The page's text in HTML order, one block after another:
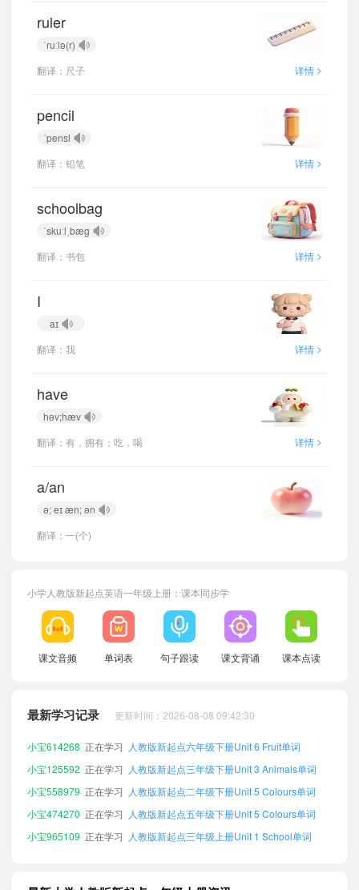
ruler
ˈruːlə(r)
翻译：尺子
详情 >
pencil
ˈpensl
翻译：铅笔
详情 >
schoolbag
ˈskuːlˌbæg
翻译：书包
详情 >
I
aɪ
翻译：我
详情 >
have
həv;hæv
翻译：有，拥有；吃，喝
详情 >
a/an
ə; eɪ æn; ən
翻译：一(个)
小学人教版新起点英语一年级上册：课本同步学
课文音频 单词表 句子跟读 课文背诵 课本点读
最新学习记录 更新时间：2026-08-08 09:42:30
小宝249014 正在学习 人教版新起点三年级下册Unit 4 Numbers单词
小宝614268 正在学习 人教版新起点六年级下册Unit 6 Fruit单词
小宝125592 正在学习 人教版新起点三年级下册Unit 3 Animals单词
小宝558979 正在学习 人教版新起点二年级下册Unit 5 Colours单词
小宝474270 正在学习 人教版新起点五年级下册Unit 5 Colours单词
小宝965109 正在学习 人教版新起点三年级上册Unit 1 School单词